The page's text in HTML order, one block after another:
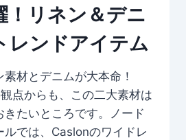
！リネン＆デニ
レンドアイテム
材とデニムが大本命！
点からも、この二大素材は
たいところです。ノード
ルでは、Caslonのワイドレ